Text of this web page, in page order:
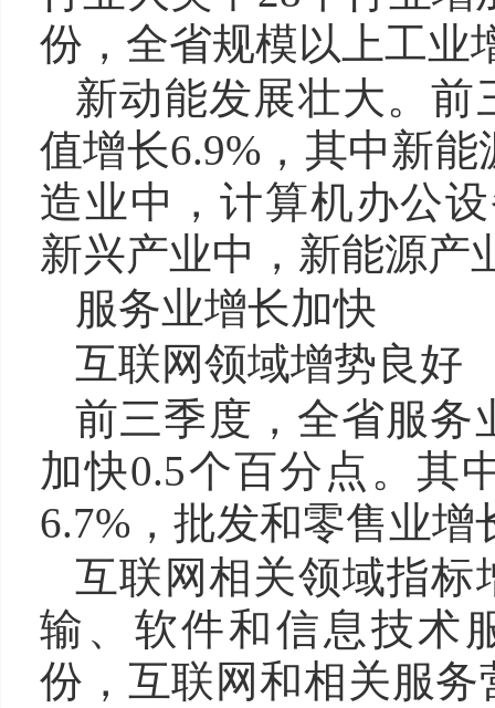
份，全省规模以上工业
新动能发展壮大。
值增长6.9%，其中新
造业中，计算机办公
新兴产业中，新能源产
服务业增长加快
互联网领域增势良好
前三季度，全省服务
加快0.5个百分点。其
6.7%，批发和零售业增
互联网相关领域指标
输、软件和信息技术
份，互联网和相关服